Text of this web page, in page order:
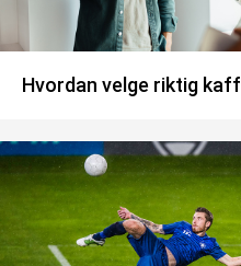
Hvordan velge riktig